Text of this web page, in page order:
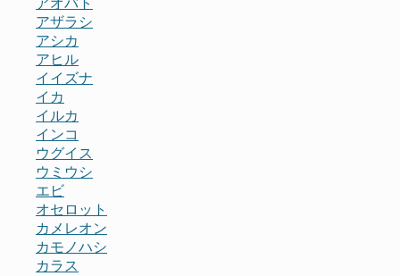
アオバト
アザラシ
アシカ
アヒル
イイズナ
イカ
イルカ
インコ
ウグイス
ウミウシ
エビ
オセロット
カメレオン
カモノハシ
カラス